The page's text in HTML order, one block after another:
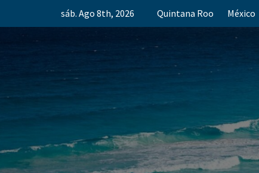
sáb. Ago 8th, 2026 Quintana Roo México